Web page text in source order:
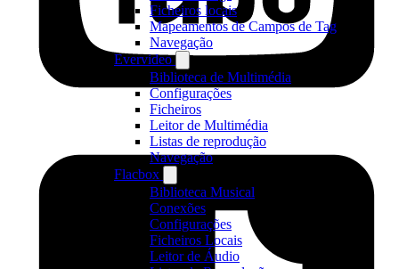
Ficheiros locais
Mapeamentos de Campos de Tag
Navegação
Evervideo
Biblioteca de Multimédia
Configurações
Ficheiros
Leitor de Multimédia
Listas de reprodução
Navegação
Flacbox
Biblioteca Musical
Conexões
Configurações
Ficheiros Locais
Leitor de Áudio